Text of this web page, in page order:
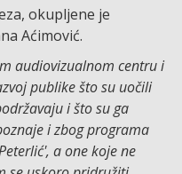
okupljene je
Aćimović.
audiovizualnom centru i
publike što su uočili
i što su ga
i zbog programa
a one koje ne